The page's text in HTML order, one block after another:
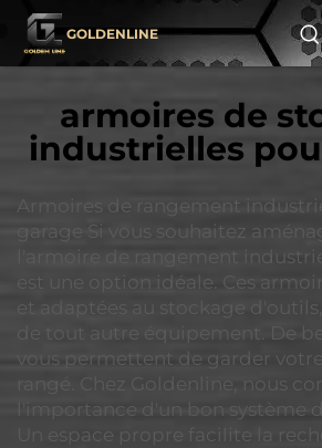
GOLDENLINE
armoires de
industrielles
Armoires de rangement
garage Si vous souhaitez
l'armoire de rangement
est une option idéale. Ces
et adaptées au stockage
de tout autre équipement. De
vous permettent de garder
rangé. Chez Goldenline, nous
l'importance d'un bon système
Un espace propre facilite la